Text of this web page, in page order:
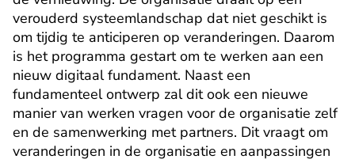
verouderd systeemlandschap dat niet geschikt is
om tijdig te anticiperen op veranderingen. Daarom
is het programma gestart om te werken aan een
nieuw digitaal fundament. Naast een
fundamenteel ontwerp zal dit ook een nieuwe
manier van werken vragen voor de organisatie zelf
en de samenwerking met partners. Dit vraagt om
veranderingen in de organisatie en aanpassingen